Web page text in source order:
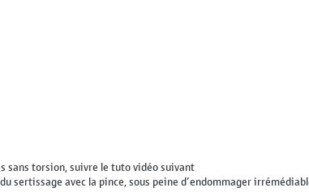
sans torsion, suivre le tuto vidéo suivant
avec la pince, sous peine d’endommager